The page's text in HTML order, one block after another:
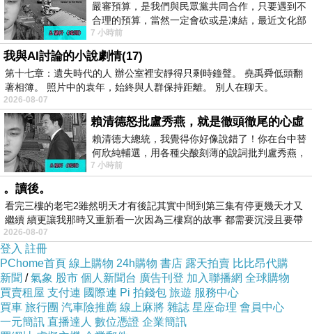
圖：朱槿，無楚攝影
WitchVera
2025-07-16 07:08:02
要不就私訊我，給您寄上些？
嚴審預算，是我們與民眾黨共同合作，只要遇到不
合理的預算，當然一定會砍或是凍結，最近文化部
要編列公視和Taiwan plus預算，在110年
7 小時前
我與AI討論的小說劇情(17)
第十七章：遺失時代的人 辦公室裡安靜得只剩時鐘聲。 堯禹舜低頭翻
著相簿。 照片中的袁年，始終與人群保持距離。 別人在聊天。
2026-08-07
賴清德怒批盧秀燕，就是徹頭徹尾的心虛
賴清德大總統，我覺得你好像說錯了！你在台中替
何欣純輔選，用各種尖酸刻薄的說詞批判盧秀燕，
罵她施政滿意度輸給陳其邁，甚至還說盧
7 小時前
。讀後。
看完三樓的老宅2雖然明天才有後記其實中間到第三集有停更幾天才又
繼續 續更讓我那時又重新看一次因為三樓寫的故事 都需要沉浸且要帶
有
2026-08-07
登入 註冊
PChome首頁 線上購物 24h購物 書店 露天拍賣 比比昂代購
新聞 /氣象 股市 個人新聞台 廣告刊登 加入聯播網 全球購物
買賣租屋 支付連 國際連 Pi 拍錢包 旅遊 服務中心
買車 旅行團 汽車險推薦 線上麻將 雜誌 星座命理 會員中心
一元簡訊 直播達人 數位憑證 企業簡訊